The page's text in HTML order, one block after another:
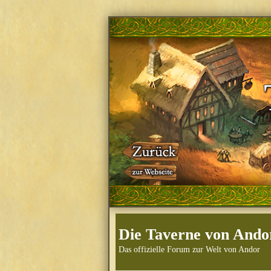
Die Taverne von
Das offizielle Forum zur Welt von Andor